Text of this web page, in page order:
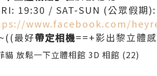
19:30 / SAT-SUN (公眾假期
www.facebook.com/
最好帶定相機==+影出黎立體